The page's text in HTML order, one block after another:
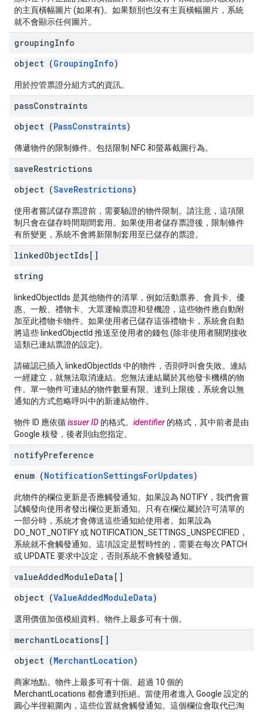
的主頁橫幅圖片 (如果有)。如果類別也沒有主頁橫幅圖片，系統
就不會顯示任何圖片。
groupingInfo
object (GroupingInfo)
用於控管票證分組方式的資訊。
passConstraints
object (PassConstraints)
傳遞物件的限制條件。包括限制 NFC 和螢幕截圖行為。
saveRestrictions
object (SaveRestrictions)
使用者嘗試儲存票證前，需要驗證的物件限制。請注意，這項限
制只會在儲存時間期間套用。如果使用者儲存票證後，限制條件
有所變更，系統不會將新限制套用至已儲存的票證。
linkedObjectIds[]
string
linkedObjectIds 是其他物件的清單，例如活動票券、會員卡、優
惠、一般、禮物卡、大眾運輸票證和登機證，這些物件應自動附
加至此禮物卡物件。如果使用者已儲存這張禮物卡，系統會自動
將這些 linkedObjectId 推送至使用者的錢包 (除非使用者關閉接收
這類已連結票證的設定)。
請確認已插入 linkedObjectIds 中的物件，否則呼叫會失敗。連結
一經建立，就無法取消連結。您無法連結屬於其他發卡機構的物
件。單一物件可連結的物件數量有限。達到上限後，系統會以無
通知的方式忽略呼叫中的新連結物件。
物件 ID 應依循issuer ID 的格式。 identifier 的格式，其中前者是由
Google 核發，後者則由您指定。
notifyPreference
enum (NotificationSettingsForUpdates)
此物件的欄位更新是否應觸發通知。如果設為 NOTIFY，我們會嘗
試觸發向使用者發出欄位更新通知。只有在欄位屬於許可清單的
一部分時，系統才會傳送這些通知給使用者。如果設為
DO_NOT_NOTIFY 或 NOTIFICATION_SETTINGS_UNSPECIFIED，
系統就不會觸發通知。這項設定是暫時性的，需要在每次 PATCH
或 UPDATE 要求中設定，否則系統不會觸發通知。
valueAddedModuleData[]
object (ValueAddedModuleData)
選用價值加值模組資料。物件上最多可有十個。
merchantLocations[]
object (MerchantLocation)
商家地點。物件上最多可有十個。超過 10 個的
MerchantLocations 都會遭到拒絕。當使用者進入 Google 設定的
圓心半徑範圍內，這些位置就會觸發通知。這個欄位會取代已淘